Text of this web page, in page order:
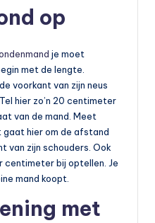
op
je moet
met de lengte.
voorkant van zijn neus
hier zo’n 20 centimeter
van de mand. Meet
gaat hier om de afstand
van zijn schouders. Ook
centimeter bij optellen. Je
mand koopt.
met